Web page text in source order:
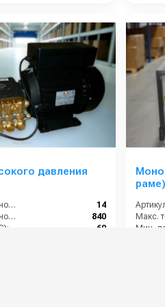
давления
Производительность (л/мин):
14
Производительность (л/ч):
840
60
раме)